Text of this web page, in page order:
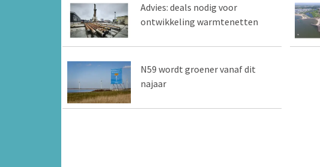
Advies: deals nodig voor
ontwikkeling warmtenetten
N59 wordt groener vanaf dit
najaar